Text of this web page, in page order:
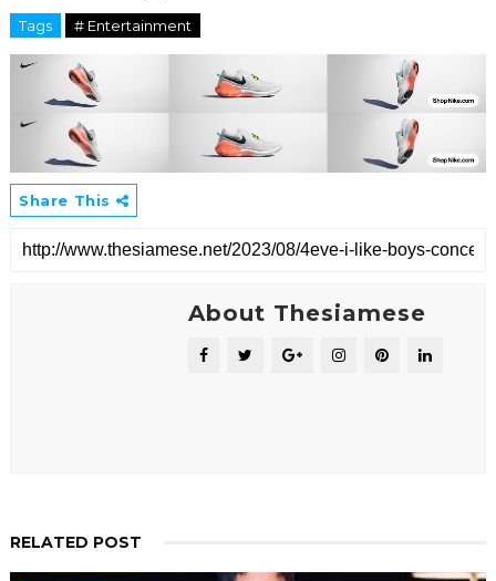
Tags # Entertainment
Share This
About Thesiamese
RELATED POST